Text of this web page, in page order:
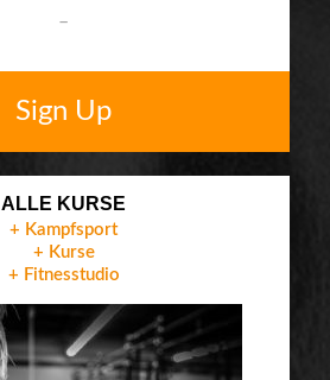
–
Sign Up
ALLE KURSE
+ Kampfsport
+ Kurse
+ Fitnesstudio